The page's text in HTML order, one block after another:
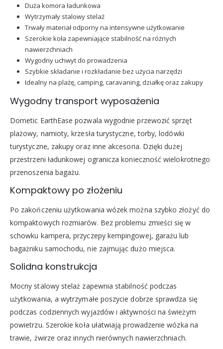
Duża komora ładunkowa
Wytrzymały stalowy stelaż
Trwały materiał odporny na intensywne użytkowanie
Szerokie koła zapewniające stabilność na różnych
nawierzchniach
Wygodny uchwyt do prowadzenia
Szybkie składanie i rozkładanie bez użycia narzędzi
Idealny na plażę, camping, caravaning, działkę oraz zakupy
Wygodny transport wyposażenia
Dometic EarthEase pozwala wygodnie przewozić sprzęt
plażowy, namioty, krzesła turystyczne, torby, lodówki
turystyczne, zakupy oraz inne akcesoria. Dzięki dużej
przestrzeni ładunkowej ogranicza konieczność wielokrotnego
przenoszenia bagażu.
Kompaktowy po złożeniu
Po zakończeniu użytkowania wózek można szybko złożyć do
kompaktowych rozmiarów. Bez problemu zmieści się w
schowku kampera, przyczepy kempingowej, garażu lub
bagażniku samochodu, nie zajmując dużo miejsca.
Solidna konstrukcja
Mocny stalowy stelaż zapewnia stabilność podczas
użytkowania, a wytrzymałe poszycie dobrze sprawdza się
podczas codziennych wyjazdów i aktywności na świeżym
powietrzu. Szerokie koła ułatwiają prowadzenie wózka na
trawie, żwirze oraz innych nierównych nawierzchniach.